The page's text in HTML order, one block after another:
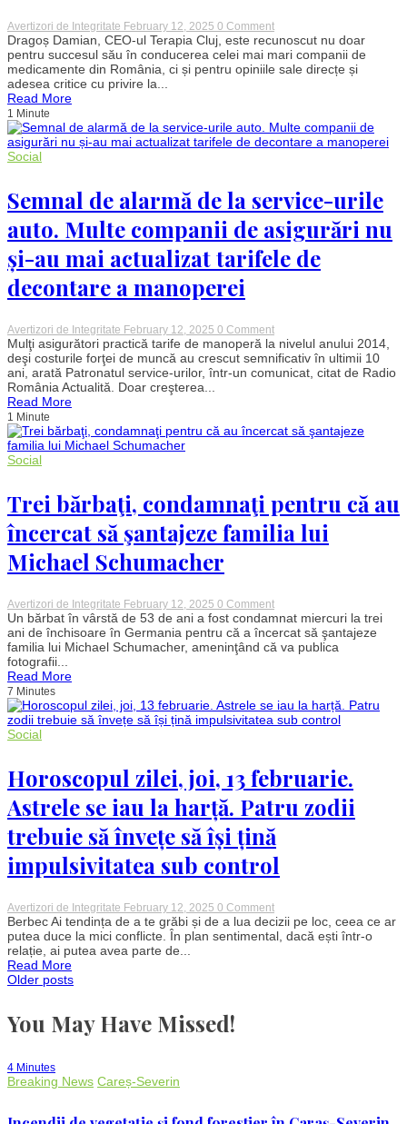
Avertizori de Integritate February 12, 2025 0 Commenton
Marcel
Ciolacu
a
șeful
unei
guvernul
și
îi
ironiza
pe
plătitorii
de
facilități
fiscale”
Dragoș Damian, CEO-ul Terapia Cluj, este recunoscut nu doar
pentru succesul său în conducerea celei mai mari companii de
medicamente din România, ci și pentru opiniile sale direcțe și
adesea critice cu privire la...
Read More
1 Minute
Social
Semnal de alarmă de la service-urile
auto. Multe companii de asigurări nu
și-au mai actualizat tarifele de
decontare a manoperei
Avertizori de Integritate February 12, 2025 0 Commenton
Semnal
de
alarmă
de
auto.
și-
au
mai
actualizat
manoperei
Mulţi asigurători practică tarife de manoperă la nivelul anului 2014,
deşi costurile forţei de muncă au crescut semnificativ în ultimii 10
ani, arată Patronatul service-urilor, într-un comunicat, citat de Radio
România Actualită. Doar creşterea...
Read More
1 Minute
Social
Trei bărbaţi, condamnaţi pentru că au
încercat să şantajeze familia lui
Michael Schumacher
Avertizori de Integritate February 12, 2025 0 Commenton
Trei
bărbaţi,
condamnaţi
pentru
să
şantajeze
Schumacher
Un bărbat în vârstă de 53 de ani a fost condamnat miercuri la trei
ani de închisoare în Germania pentru că a încercat să şantajeze
familia lui Michael Schumacher, ameninţând că va publica
fotografii...
Read More
7 Minutes
Social
Horoscopul zilei, joi, 13 februarie.
Astrele se iau la harță. Patru zodii
trebuie să învețe să își țină
impulsivitatea sub control
Avertizori de Integritate February 12, 2025 0 Commenton
Horoscopul
zilei,
joi,
Berbec Ai tendința de a te grăbi și de a lua decizii pe loc, ceea ce ar
putea duce la mici conflicte. În plan sentimental, dacă ești într-o
relație, ai putea avea parte de...
Read More
Posts
navigation
Older posts
You May Have Missed!
4 Minutes
Breaking News Careș-Severin